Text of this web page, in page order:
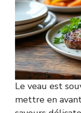
Le veau est
mettre en